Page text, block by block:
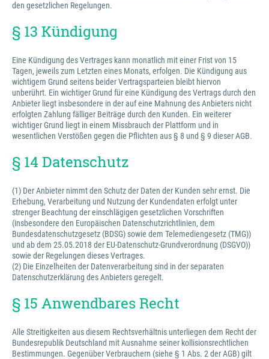
den gesetzlichen Regelungen.
§ 13 Kündigung
Eine Kündigung des Vertrages kann monatlich mit einer Frist von 15
Tagen, jeweils zum Letzten eines Monats, erfolgen. Die Kündigung aus
wichtigem Grund seitens beider Vertragsparteien bleibt hiervon
unberührt. Ein wichtiger Grund für eine Kündigung des Vertrags durch den
Anbieter liegt insbesondere in der auf eine Mahnung des Anbieters nicht
erfolgten Zahlung fälliger Beiträge durch den Kunden. Ein weiterer
wichtiger Grund liegt in einem Missbrauch der Plattform und in
wesentlichen Verstößen gegen die Pflichten aus § 8 und § 9 dieser AGB.
§ 14 Datenschutz
(1) Der Anbieter nimmt den Schutz der Daten der Kunden sehr ernst. Die
Erhebung, Verarbeitung und Nutzung der Kundendaten erfolgt unter
strenger Beachtung der einschlägigen gesetzlichen Vorschriften
(insbesondere den Europäischen Datenschutzrichtlinien, dem
Bundesdatenschutzgesetz (BDSG) sowie dem Telemediengesetz (TMG))
und ab dem 25.05.2018 der EU-Datenschutz-Grundverordnung (DSGVO))
sowie der Regelungen dieses Vertrages.
(2) Die Einzelheiten der Datenverarbeitung sind in der separaten
Datenschutzerklärung des Anbieters geregelt.
§ 15 Anwendbares Recht
Alle Streitigkeiten aus diesem Rechtsverhältnis unterliegen dem Recht der
Bundesrepublik Deutschland mit Ausnahme seiner kollisionsrechtlichen
Bestimmungen. Gegenüber Verbrauchern (siehe § 1 Abs. 2 der AGB) gilt